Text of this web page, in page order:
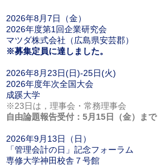
2026年8月7日（金）
2026年度第1回企業研究会
マツダ株式会社（広島県安芸郡）
※募集定員に達しました。
2026年8月23日(日)-25日(火)
2026年度年次全国大会
成蹊大学
※23日は，理事会・常務理事会
自由論題報告受付：5月15日（金）まで
2026年9月13日（日）
「管理会計の日」記念フォーラム
専修大学神田校舎７号館